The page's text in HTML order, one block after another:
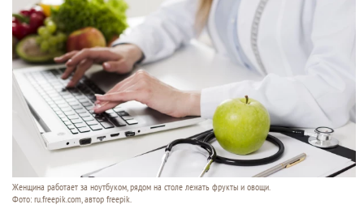
Женщина работает за ноутбуком, рядом на столе лежать фрукты и овощи.
Фото: ru.freepik.com, автор freepik.